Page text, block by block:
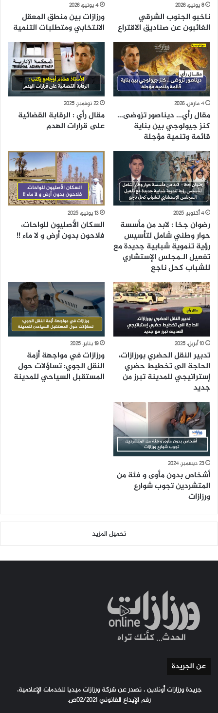
8 يونيو، 2026
ناخبو الجنوب الشرقي
الغائبون عن صناديق الاقتراع
4 يونيو، 2026
ورزازات بين منطق المعقل
الانتخابي ومتطلبات التنمية
4 مارس، 2026
مقال رأي… ديناصور تزوضى…
كنز جيولوجي بين بناية
قائمة وتنمية مؤجلة
22 نوفمبر، 2025
مقال رأي : الرقابة القضائية
على قرارات الهدم
4 أكتوبر، 2025
رضوان جخا : لابد من مأسسة
حوار وطني شامل لتأسيس
رؤية تنموية شبابية جديدة مع
تفعيل الـمجلس الإستشاري
للشباب كحل ناجع
13 يونيو، 2025
السكان الأصليون للواحات،
فلاحون بدون أرض و لا ماء !!
10 أبريل، 2025
تدبير النقل الحضري بورزازات،
الحاجة الى تخطيط حضري
إستراتيجي للمدينة تبرز من
جديد
19 يناير، 2025
ورزازات في مواجهة أزمة
النقل الجوي: تساؤلات حول
المستقبل السياحي للمدينة
23 ديسمبر، 2024
أشخاص بدون مأوى و فئة من
المتشردين تجوب شوارع
ورزازات
تحميل المزيد
عن الجريدة
جريدة ورزازات أونلاين ، تصدر عن شركة ورزازات ميديا للخدمات الإعلامية،
رقم الإيداع القانوني 02/2021ص.